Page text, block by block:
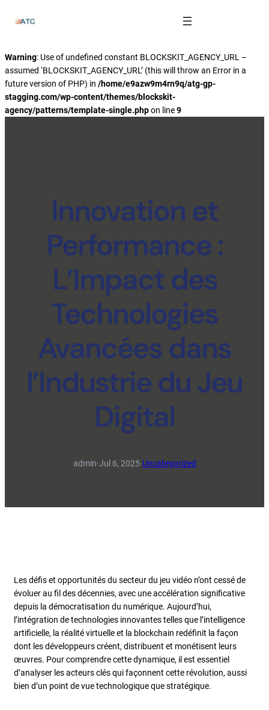
Carbohydrate Mouth Rinse -
https://pubmed.ncbi.nlm.nih.gov/
Journal ISSN -https://jissn.biomedcentral.com/
Best website for selling pharmaceuticals -https://
Exercise Physiology -https://en.wikipedia.org/wiki/Exercise_physiology
Warning: Use of undefined constant BLOCKSKIT_AGENCY_URL –
assumed ‘BLOCKSKIT_AGENCY_URL’ (this will throw an Error in a
future version of PHP) in /home/e9azw9m4rn9q/atg-gp-
stagging.com/wp-content/themes/blockskit-
agency/patterns/template-single.phpon line9
Innovation et
Performance :
L’Impact des
Technologies
Avancées dans
l’Industrie du Jeu
Digital
admin·Jul 6, 2025·Uncategorized
Les défis et opportunités du secteur du jeu vidéo n’ont cessé de
évoluer au fil des décennies, avec une accélération significative
depuis la démocratisation du numérique. Aujourd’hui,
l’intégration de technologies innovantes telles que l’intelligence
artificielle, la réalité virtuelle et la blockchain redéfinit la façon
dont les développeurs créent, distribuent et monétisent leurs
œuvres. Pour comprendre cette dynamique, il est essentiel
d’analyser les acteurs clés qui façonnent cette révolution, aussi
bien d’un point de vue technologique que stratégique.